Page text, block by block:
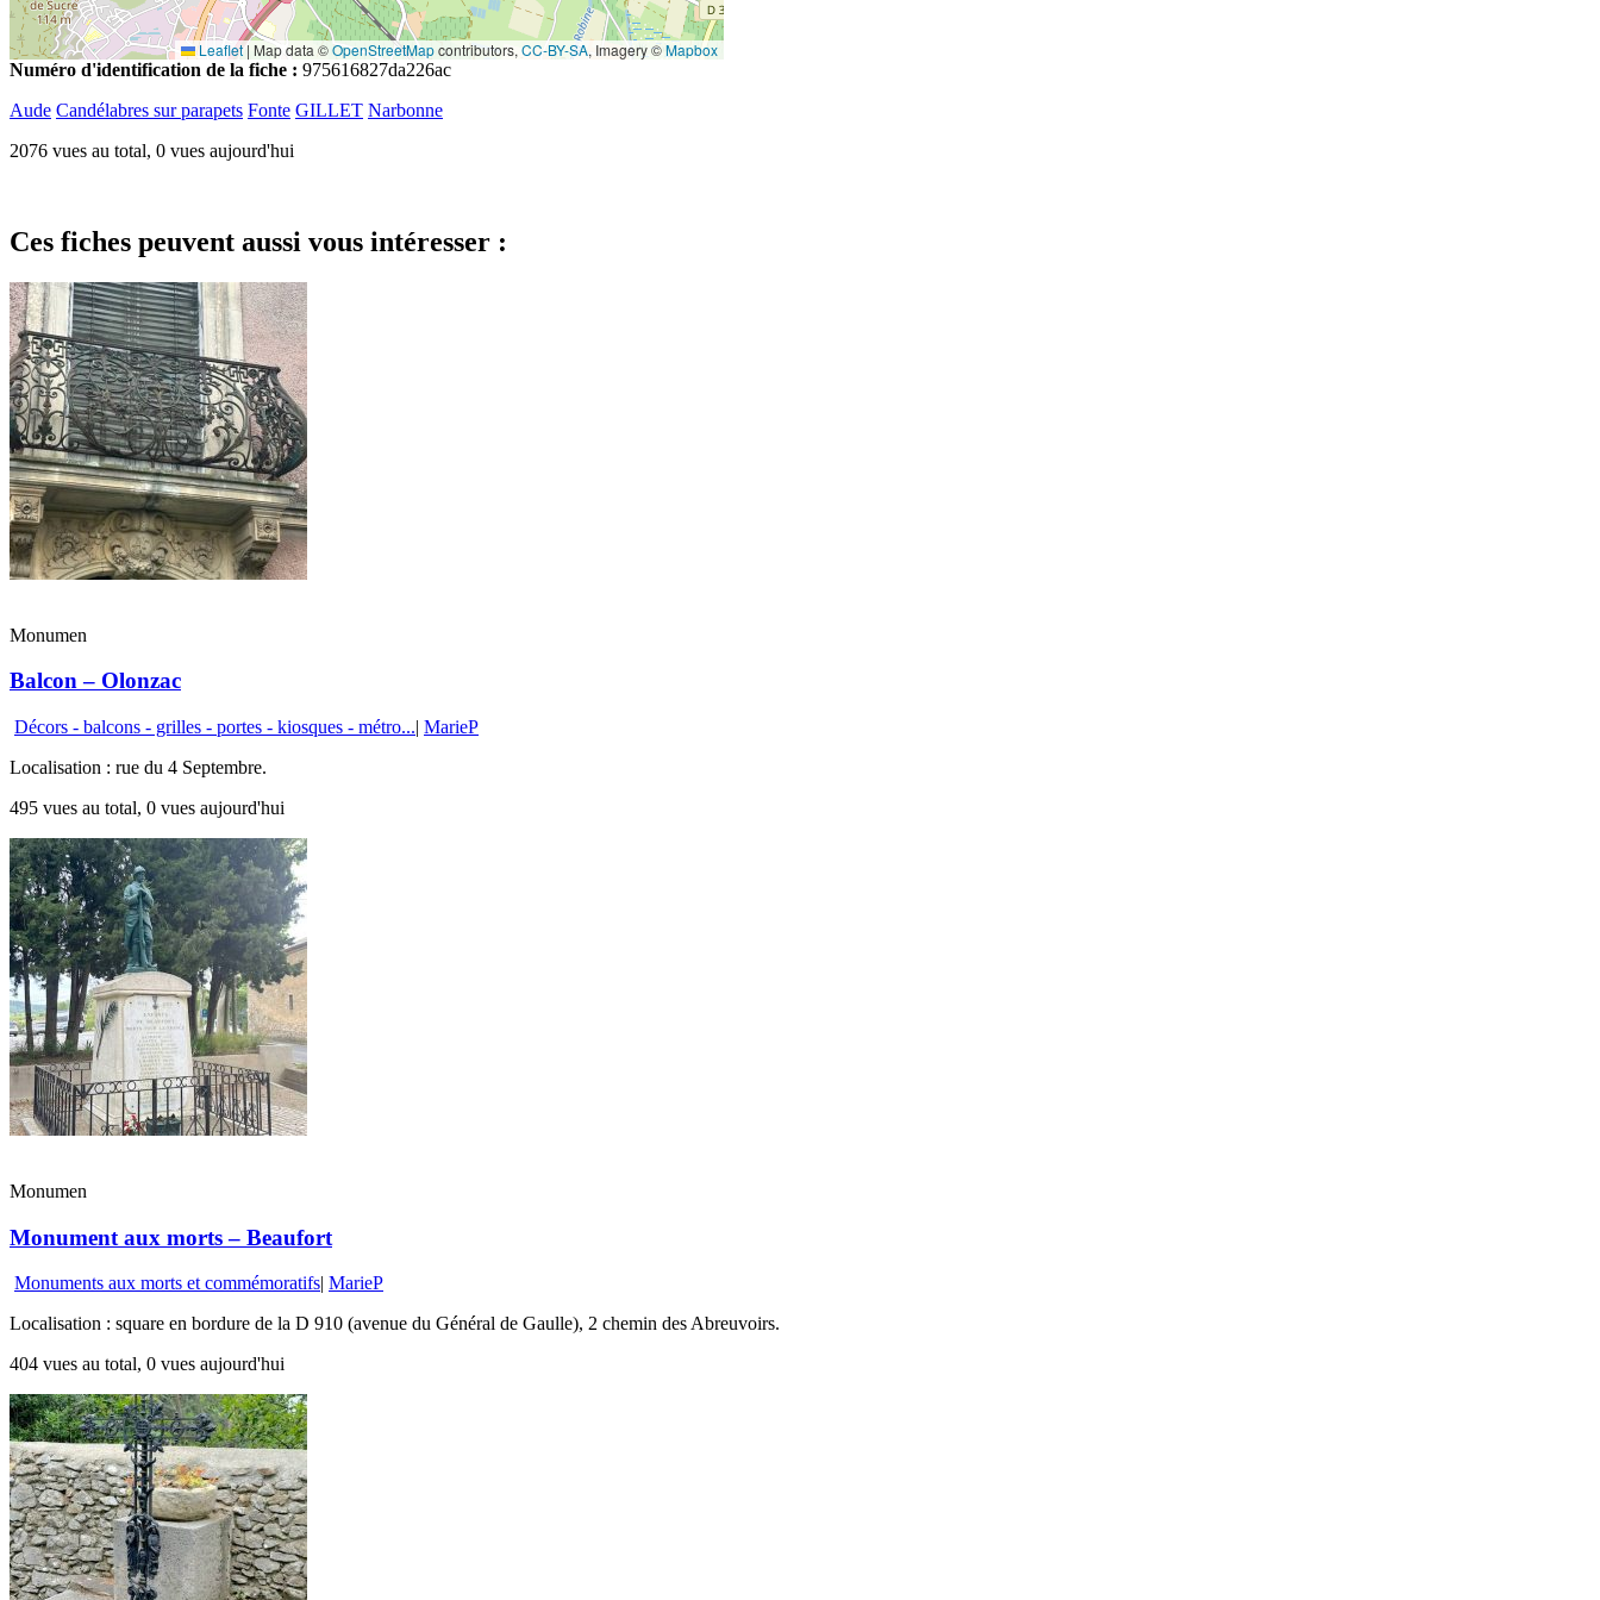
Leaflet | Map data ©OpenStreetMapcontributors, CC-BY-SA, Imagery ©Mapbox
Numéro d'identification de la fiche : 975616827da226ac
Aude Candélabres sur parapets Fonte GILLET Narbonne
2076 vues au total, 0 vues aujourd'hui
Ces fiches peuvent aussi vous intéresser :
Monumen
Balcon – Olonzac
Décors - balcons - grilles - portes - kiosques - métro...| MarieP
Localisation : rue du 4 Septembre.
495 vues au total, 0 vues aujourd'hui
Monumen
Monument aux morts – Beaufort
Monuments aux morts et commémoratifs| MarieP
Localisation : square en bordure de la D 910 (avenue du Général de Gaulle), 2 chemin des Abreuvoirs.
404 vues au total, 0 vues aujourd'hui